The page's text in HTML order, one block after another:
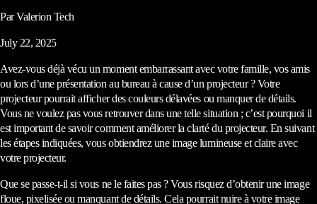
Par Valerion Tech
July 22, 2025
Avez-vous déjà vécu un moment embarrassant avec votre famille, vos amis
ou lors d’une présentation au bureau à cause d’un projecteur ? Votre
projecteur pourrait afficher des couleurs délavées ou manquer de détails.
Vous ne voulez pas vous retrouver dans une telle situation ; c’est pourquoi il
est important de savoir comment améliorer la clarté du projecteur. En suivant
les étapes indiquées, vous obtiendrez une image lumineuse et claire avec
votre projecteur.
Que se passe-t-il si vous ne le faites pas ? Vous risquez d’obtenir une image
floue, pixelisée ou manquant de détails. Cela pourrait nuire à votre image